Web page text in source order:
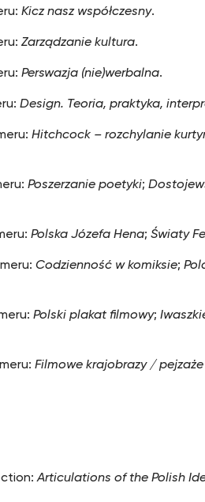
Kicz nasz współczesny.
Zarządzanie kultura.
Perswazja (nie)werbalna.
Design. Teoria, praktyka,
Hitchcock – rozchylanie
Poszerzanie poetyki;
Polska Józefa Hena;Światy
Codzienność w komiksie;
Polski plakat filmowy;
Filmowe krajobrazy /
Articulations of the Polish